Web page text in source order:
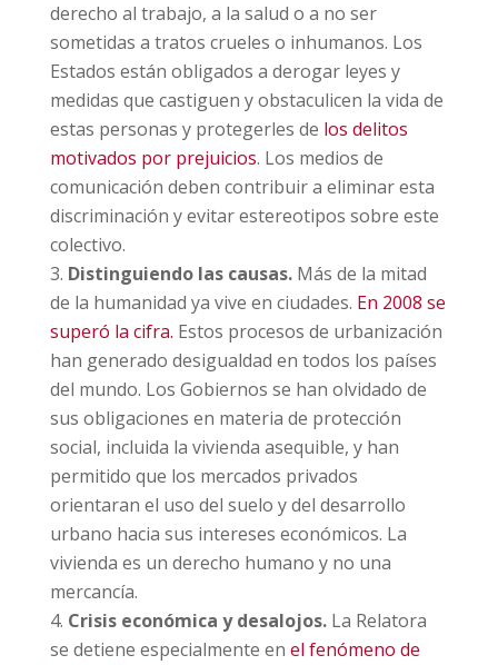
derecho al trabajo, a la salud o a no ser
sometidas a tratos crueles o inhumanos. Los
Estados están obligados a derogar leyes y
medidas que castiguen y obstaculicen la vida de
estas personas y protegerles de los delitos
motivados por prejuicios. Los medios de
comunicación deben contribuir a eliminar esta
discriminación y evitar estereotipos sobre este
colectivo.
Distinguiendo las causas.Más de la mitad
de la humanidad ya vive en ciudades. En 2008 se
superó la cifra. Estos procesos de urbanización
han generado desigualdad en todos los países
del mundo. Los Gobiernos se han olvidado de
sus obligaciones en materia de protección
social, incluida la vivienda asequible, y han
permitido que los mercados privados
orientaran el uso del suelo y del desarrollo
urbano hacia sus intereses económicos. La
vivienda es un derecho humano y no una
mercancía.
Crisis económica y desalojos.La Relatora
se detiene especialmente en el fenómeno de